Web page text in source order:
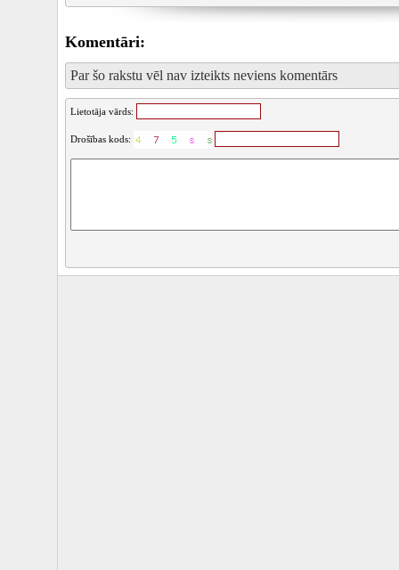
Komentāri:
Par šo rakstu vēl nav izteikts neviens komentārs
Lietotāja vārds:
Drošības kods: